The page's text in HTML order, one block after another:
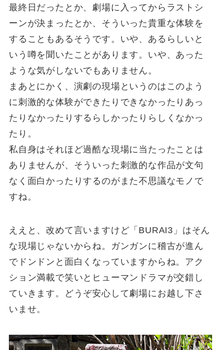
最終日だったとか、劇場に入ってからラストシ
ーンが決まったとか、そういった貴重な体験を
することもあるそうです。いや、あるらしいと
いう噂を聞いたことがあります。いや、あった
ような気がしないでもありません。
まあとにかく、演劇の現場というのはこのよう
に刺激的な体験ができたりできなかったりあっ
たりなかったりするらしかったりらしくなかっ
たり。
私自身はそれほど過酷な現場に当たったことは
ありませんが、そういった刺激的な作品が文句
なく面白かったりするのがまた不思議なモノで
すね。
ええと、改めて言いますけど「BURAI3」はそん
な現場じゃないからね。ガンガンに稽古が進ん
でドンドンと面白くなっていますからね。アク
ション満載で笑いとヒューマンドラマが交錯し
ていきます。どうぞ安心して劇場にお越し下さ
いませ。